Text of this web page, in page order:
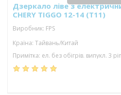
Дзеркало ліве з
CHERY TIGGO 12-14 (T11)
Виробник: FPS
Країна: Тайвань/Китай
Примітка: ел. без обігрів. випукл. 3 pin